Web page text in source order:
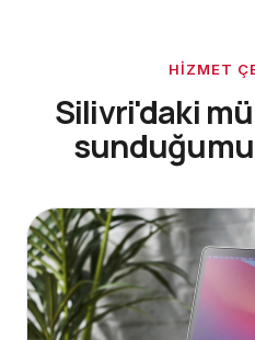
HIZMET
Silivri'daki